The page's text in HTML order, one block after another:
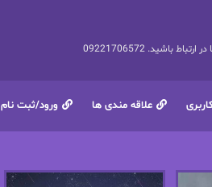
09221706572
علاقه مندی ها ورود/ثبت نام